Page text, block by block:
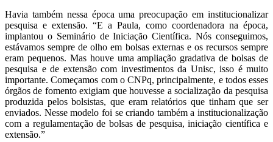
Havia também nessa época uma preocupação em institucionalizar
pesquisa e extensão. “E a Paula, como coordenadora na época,
implantou o Seminário de Iniciação Científica. Nós conseguimos,
estávamos sempre de olho em bolsas externas e os recursos sempre
eram pequenos. Mas houve uma ampliação gradativa de bolsas de
pesquisa e de extensão com investimentos da Unisc, isso é muito
importante. Começamos com o CNPq, principalmente, e todos esses
órgãos de fomento exigiam que houvesse a socialização da pesquisa
produzida pelos bolsistas, que eram relatórios que tinham que ser
enviados. Nesse modelo foi se criando também a institucionalização
com a regulamentação de bolsas de pesquisa, iniciação científica e
extensão.”